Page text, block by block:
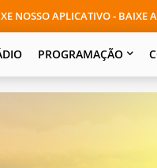
NOSSO APLICATIVO - BAIXE
PROGRAMAÇÃO